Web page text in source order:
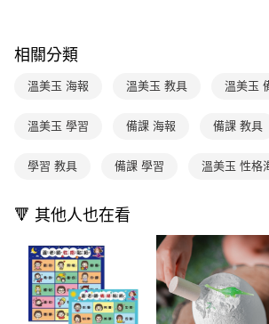
4.訂單成立30分鐘內，如未前往確認交易或遇審核未
法說明評估內容。
1.分期款項不併入電信帳單，「大哥付你分期」於每
帳／街口支付／iPASS MONEY」等通路繳費。
1.本服務係由「台灣大哥大股份有限公司」（以下簡
用戶於交易時，得透過本服務購買商品或服務，並由
買賣價金債權讓與本公司後，依約使用本公司帳單繳
2.基於同意付款使用「大哥付你分期」之契約關係
資料（包含姓名、電話或地址）提供予台灣大哥大
由本公司與您本人進行分期帳單所需資料之確認、核
3.完整用戶服務條款，請詳閱以下連結：https://
便利好安心！
１．簡單：不需註冊會員、不需綁卡、不需儲值。
２．便利：只要手機號碼，簡訊認證，即可結帳。
【「AFTEE先享後付」結帳流程】
結帳頁面，進行簡訊認證並確認金額後，即可完成結
ATM／網路銀行／等多元方式進行付款，方視為交易
※ 請注意：結帳手續完成當下不需立刻繳費，但若您
購買商品的店家。未經商家同意取消之訂單仍視為有
後付繳納相關費用。
※ 交易是否成功請以「AFTEE先享後付 」之結帳頁
是否繳費成功／繳費後需取消欲退款等相關疑問，
客戶支援中心」https://
每筆NT$70，滿NT$800(含以上)免運費
離島宅配（澎湖、金門、馬祖、小琉球；不適
海外包裹航空運送
相關分類
溫美玉 海報 溫美玉 教具 溫美玉
溫美玉 學習 備課 海報 備課 教具
學習 教具 備課 學習 溫美玉 性格
🔻 其他人也在看